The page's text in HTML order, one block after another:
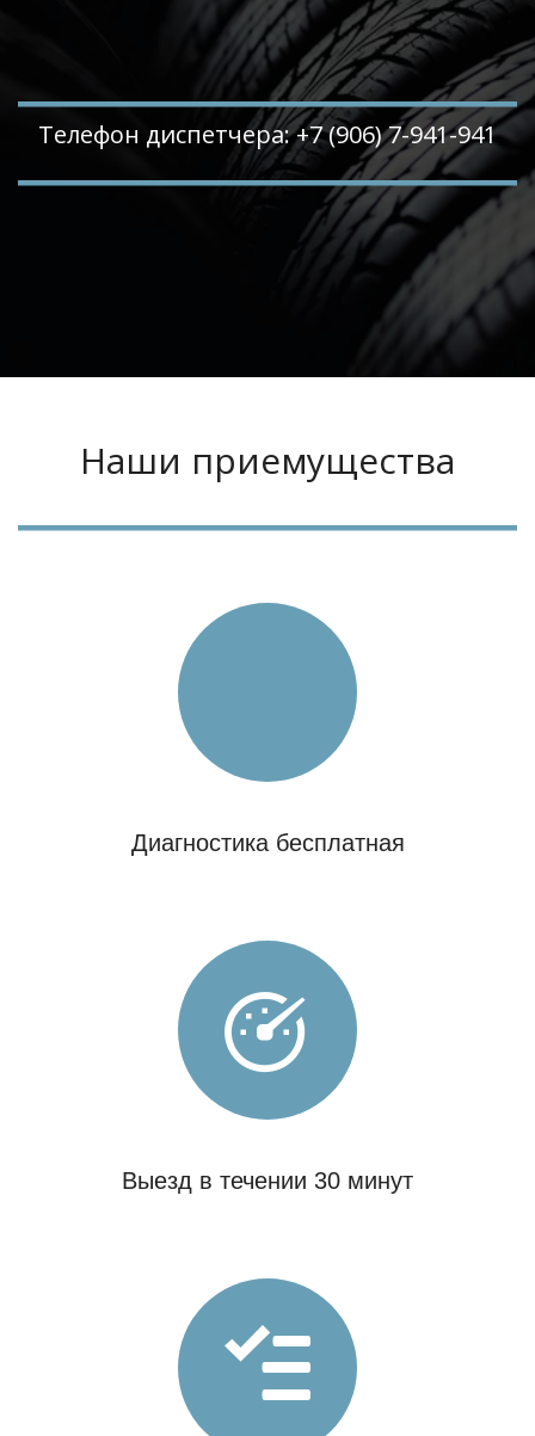
Телефон диспетчера: +7 (906) 7-941-941
Наши приемущества
Диагностика бесплатная
Выезд в течении 30 минут